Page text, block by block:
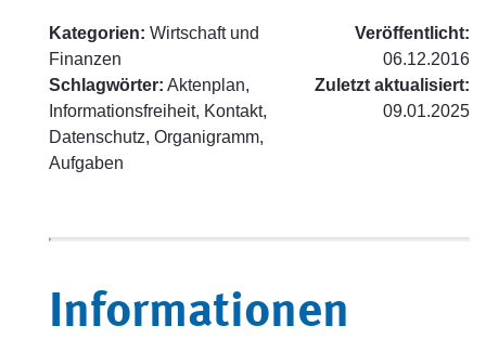
Kategorien: Wirtschaft und
Finanzen
Schlagwörter: Aktenplan,
Informationsfreiheit, Kontakt,
Datenschutz, Organigramm,
Aufgaben
Veröffentlicht:
06.12.2016
Zuletzt aktualisiert:
09.01.2025
Informationen